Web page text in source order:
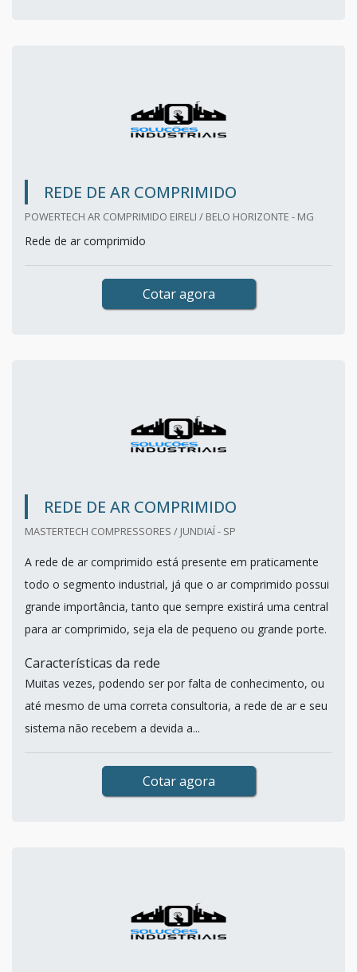
REDE DE AR COMPRIMIDO
POWERTECH AR COMPRIMIDO EIRELI / BELO HORIZONTE - MG
Rede de ar comprimido
Cotar agora
REDE DE AR COMPRIMIDO
MASTERTECH COMPRESSORES / JUNDIAÍ - SP
A rede de ar comprimido está presente em praticamente
todo o segmento industrial, já que o ar comprimido possui
grande importância, tanto que sempre existirá uma central
para ar comprimido, seja ela de pequeno ou grande porte.
Características da rede
Muitas vezes, podendo ser por falta de conhecimento, ou
até mesmo de uma correta consultoria, a rede de ar e seu
sistema não recebem a devida a...
Cotar agora